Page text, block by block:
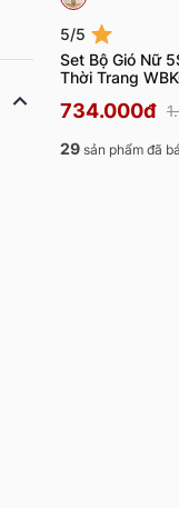
5/5
Set Bộ Gió Nữ
Thời Trang
734.000đ
29 sản phẩm đã